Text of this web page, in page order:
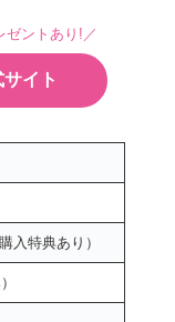
ゼントあり!／
イト
入特典あり）